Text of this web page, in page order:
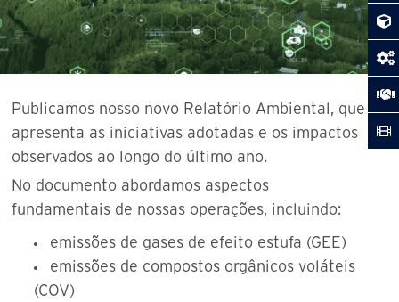
Publicamos nosso novo Relatório Ambiental, que
apresenta as iniciativas adotadas e os impactos
observados ao longo do último ano.
No documento abordamos aspectos
fundamentais de nossas operações, incluindo:
emissões de gases de efeito estufa (GEE)
emissões de compostos orgânicos voláteis
(COV)